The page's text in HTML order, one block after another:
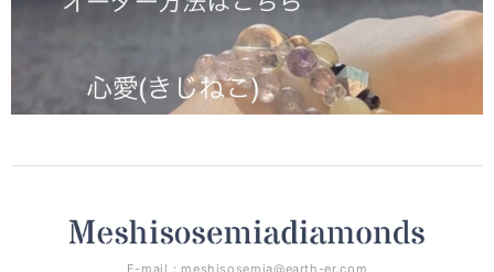
E-mail： meshisosemia@earth-er.com